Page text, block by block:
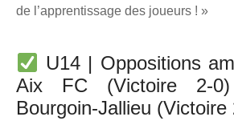
de l’apprentissage des joueurs ! »
U14 | Oppositions
Aix FC (Victoire 2-
Bourgoin-Jallieu (Victoire